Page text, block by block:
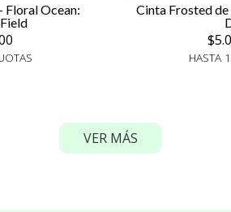
Floral Ocean:
Cinta Frosted
HASTA
VER MÁS